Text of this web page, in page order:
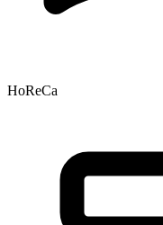
HoReCa